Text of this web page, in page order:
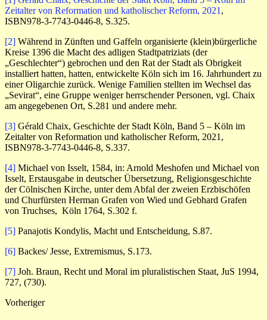
Zeitalter von Reformation und katholischer Reform, 2021,
ISBN978-3-7743-0446-8, S.325.
[2] Während in Zünften und Gaffeln organisierte (klein)bürgerliche
Kreise 1396 die Macht des adligen Stadtpatriziats (der
„Geschlechter“) gebrochen und den Rat der Stadt als Obrigkeit
installiert hatten, hatten, entwickelte Köln sich im 16. Jahrhundert zu
einer Oligarchie zurück. Wenige Familien stellten im Wechsel das
„Sevirat“, eine Gruppe weniger herrschender Personen, vgl. Chaix
am angegebenen Ort, S.281 und andere mehr.
[3] Gérald Chaix, Geschichte der Stadt Köln, Band 5 – Köln im
Zeitalter von Reformation und katholischer Reform, 2021,
ISBN978-3-7743-0446-8, S.337.
[4] Michael von Isselt, 1584, in: Arnold Meshofen und Michael von
Isselt, Erstausgabe in deutscher Übersetzung, Religionsgeschichte
der Cölnischen Kirche, unter dem Abfal der zweien Erzbischöfen
und Churfürsten Herman Grafen von Wied und Gebhard Grafen
von Truchses, Köln 1764, S.302 f.
[5] Panajotis Kondylis, Macht und Entscheidung, S.87.
[6] Backes/ Jesse, Extremismus, S.173.
[7] Joh. Braun, Recht und Moral im pluralistischen Staat, JuS 1994,
727, (730).
Vorheriger